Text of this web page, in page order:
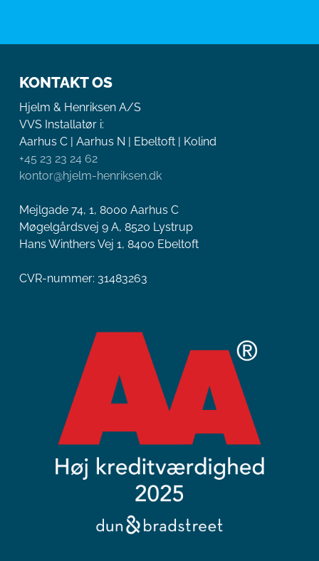
KONTAKT OS
Hjelm & Henriksen A/S
VVS Installatør i:
Aarhus C | Aarhus N | Ebeltoft | Kolind
+45 23 23 24 62
kontor@hjelm-henriksen.dk
Mejlgade 74, 1, 8000 Aarhus C
Møgelgårdsvej 9 A, 8520 Lystrup
Hans Winthers Vej 1, 8400 Ebeltoft
CVR-nummer: 31483263